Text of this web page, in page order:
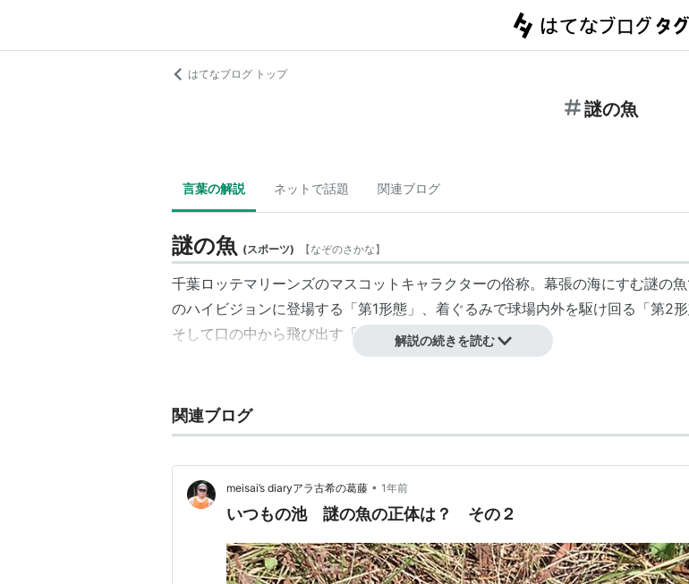
はてなブログ トップ
謎の魚
言葉の解説 ネットで話題 関連ブログ
謎の魚 (スポーツ) 【なぞのさかな】
千葉ロッテマリーンズのマスコットキャラクターの俗称。幕張の海にすむ謎の
のハイビジョンに登場する「第1形態」、着ぐるみで球場内外を駆け回る「第2形
そして口の中から飛び出す「第3形態」へと進化する。
解説の続きを読む
関連ブログ
meisai’s diaryアラ古希の葛藤 • 1年前
いつもの池 謎の魚の正体は？ その２